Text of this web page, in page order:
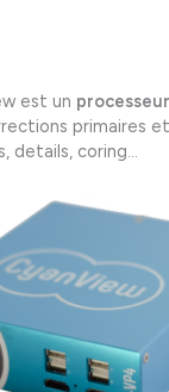
est un
primaires
coring…